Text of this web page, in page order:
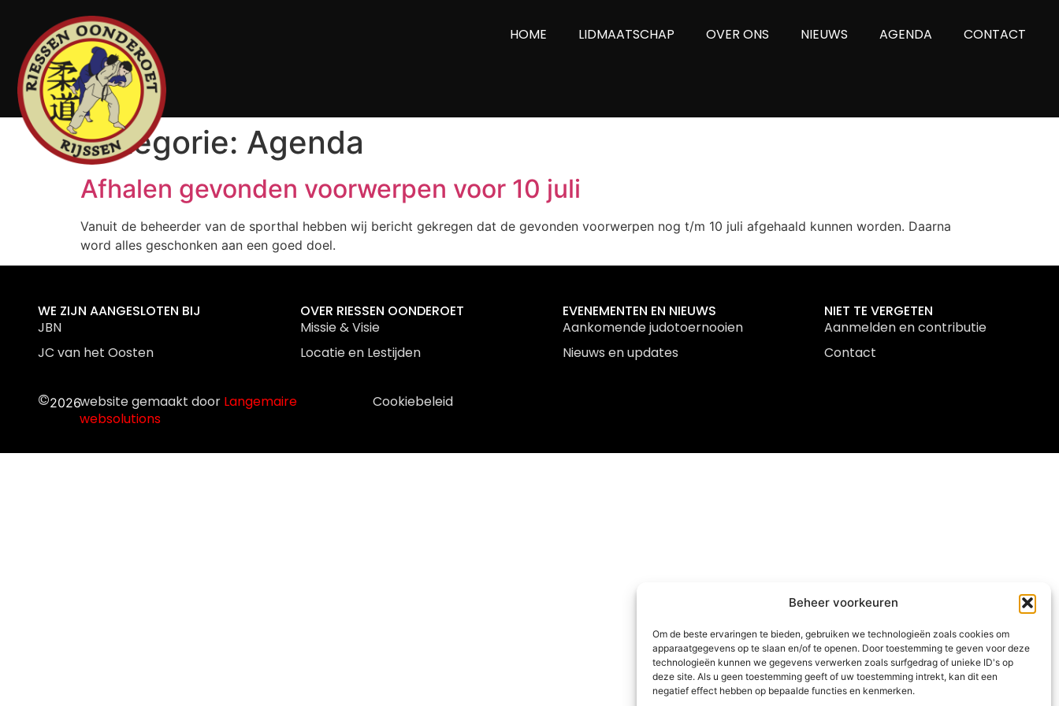
Beheer voorkeuren
Om de beste ervaringen te bieden, gebruiken we technologieën zoals cookies om
apparaatgegevens op te slaan en/of te openen. Door toestemming te geven voor deze
technologieën kunnen we gegevens verwerken zoals surfgedrag of unieke ID's op
deze site. Als u geen toestemming geeft of uw toestemming intrekt, kan dit een
negatief effect hebben op bepaalde functies en kenmerken.
HOME LIDMAATSCHAP OVER ONS NIEUWS AGENDA CONTACT
Categorie: Agenda
Afhalen gevonden voorwerpen voor 10 juli
Vanuit de beheerder van de sporthal hebben wij bericht gekregen dat de gevonden voorwerpen nog t/m 10 juli afgehaald kunnen worden. Daarna
word alles geschonken aan een goed doel.
WE ZIJN AANGESLOTEN BIJ
JBN
JC van het Oosten
OVER RIESSEN OONDEROET
Missie & Visie
Locatie en Lestijden
EVENEMENTEN EN NIEUWS
Aankomende judotoernooien
Nieuws en updates
NIET TE VERGETEN
Aanmelden en contributie
Contact
©2026website gemaakt door Langemaire
websolutions
Cookiebeleid